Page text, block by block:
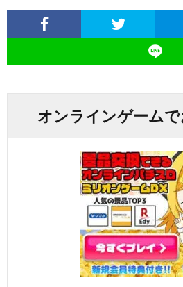
オンラインゲーム